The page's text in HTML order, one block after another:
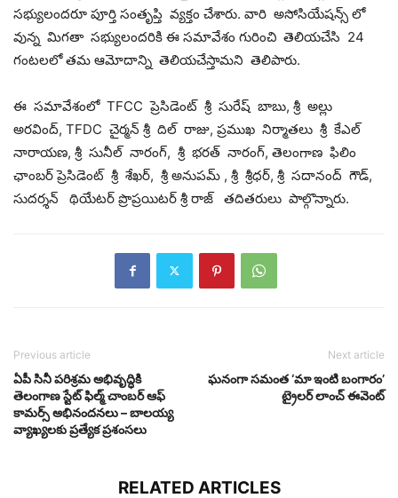
సభ్యులందరూ పూర్తి సంతృప్తి వ్యక్తం చేశారు. వారి అసోసియేషన్స్ లో
వున్న మిగతా సభ్యులందరికి ఈ సమావేశం గురించి తెలియచేసి 24
గంటలలో తమ ఆమోదాన్ని తెలియచేస్తామని తెలిపారు.
ఈ సమావేశంలో TFCC ప్రెసిడెంట్ శ్రీ సురేష్ బాబు, శ్రీ అల్లు
అరవింద్, TFDC చైర్మన్ శ్రీ దిల్ రాజు, ప్రముఖ నిర్మాతలు శ్రీ కేఎల్
నారాయణ, శ్రీ సునీల్ నారంగ్, శ్రీ భరత్ నారంగ్, తెలంగాణ ఫిలిం
ఛాంబర్ ప్రెసిడెంట్ శ్రీ శేఖర్, శ్రీ అనుపమ్ , శ్రీ శ్రీధర్, శ్రీ సదానంద్ గౌడ్,
సుదర్శన్ థియేటర్ ప్రొప్రయిటర్ శ్రీ రాజ్ తదితరులు పాల్గొన్నారు.
Previous article
ఏపీ సినీ పరిశ్రమ అభివృద్ధికి
తెలంగాణ స్టేట్ ఫిల్మ్ చాంబర్ ఆఫ్
కామర్స్ అభినందనలు – బాలయ్య
వ్యాఖ్యలకు ప్రత్యేక ప్రశంసలు
Next article
ఘనంగా సమంత ‘మా ఇంటి బంగారం’
ట్రైలర్ లాంచ్ ఈవెంట్‌
RELATED ARTICLES